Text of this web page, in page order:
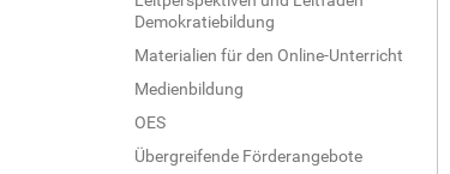
Demokratiebildung
Materialien für den Online-Unterricht
Medienbildung
OES
Übergreifende Förderangebote